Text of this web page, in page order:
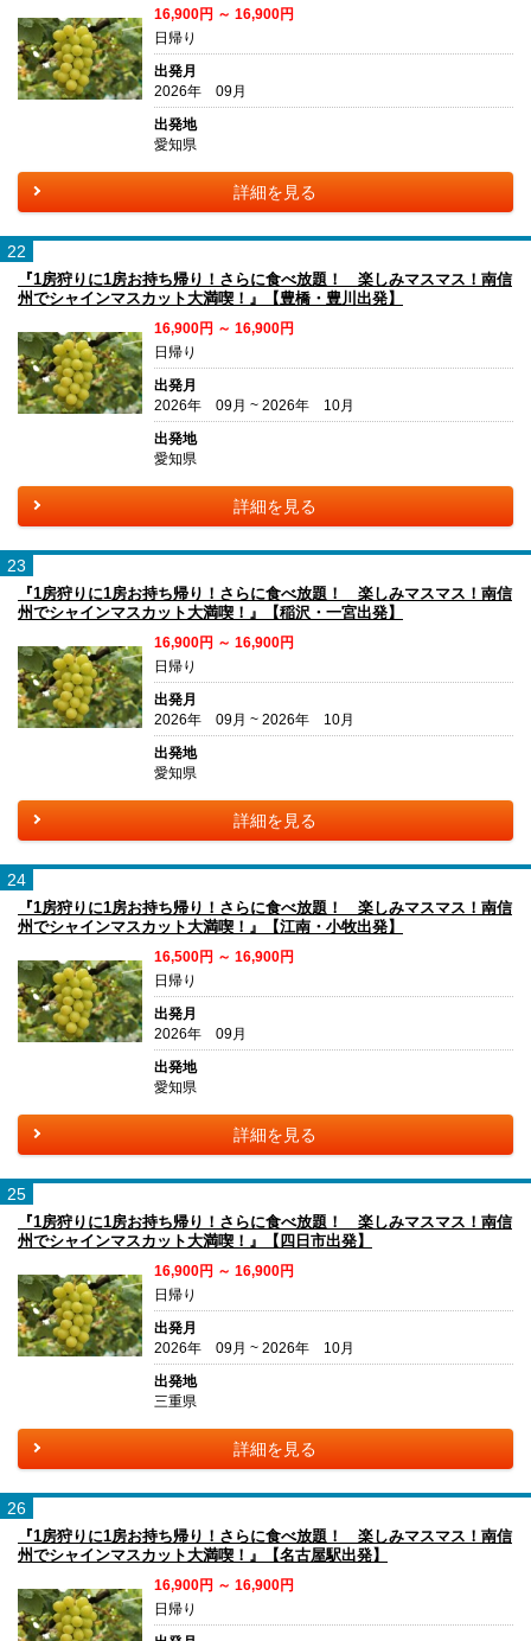
16,900円 ～ 16,900円
日帰り
出発月
2026年 09月
出発地
愛知県
詳細を見る
22
『1房狩りに1房お持ち帰り！さらに食べ放題！ 楽しみマスマス！南信
州でシャインマスカット大満喫！』【豊橋・豊川出発】
16,900円 ～ 16,900円
日帰り
出発月
2026年 09月 ~ 2026年 10月
出発地
愛知県
詳細を見る
23
『1房狩りに1房お持ち帰り！さらに食べ放題！ 楽しみマスマス！南信
州でシャインマスカット大満喫！』【稲沢・一宮出発】
16,900円 ～ 16,900円
日帰り
出発月
2026年 09月 ~ 2026年 10月
出発地
愛知県
詳細を見る
24
『1房狩りに1房お持ち帰り！さらに食べ放題！ 楽しみマスマス！南信
州でシャインマスカット大満喫！』【江南・小牧出発】
16,500円 ～ 16,900円
日帰り
出発月
2026年 09月
出発地
愛知県
詳細を見る
25
『1房狩りに1房お持ち帰り！さらに食べ放題！ 楽しみマスマス！南信
州でシャインマスカット大満喫！』【四日市出発】
16,900円 ～ 16,900円
日帰り
出発月
2026年 09月 ~ 2026年 10月
出発地
三重県
詳細を見る
26
『1房狩りに1房お持ち帰り！さらに食べ放題！ 楽しみマスマス！南信
州でシャインマスカット大満喫！』【名古屋駅出発】
16,900円 ～ 16,900円
日帰り